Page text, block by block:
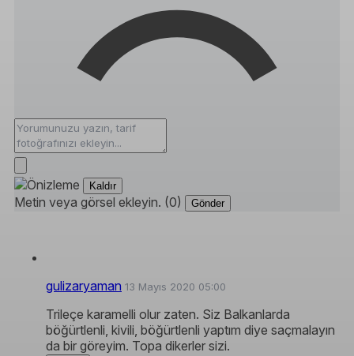
Kaldır
Metin veya görsel ekleyin. (0) Gönder
gulizaryaman 13 Mayıs 2020 05:00
Trileçe karamelli olur zaten. Siz Balkanlarda
böğürtlenli, kivili, böğürtlenli yaptım diye saçmalayın
da bir göreyim. Topa dikerler sizi.